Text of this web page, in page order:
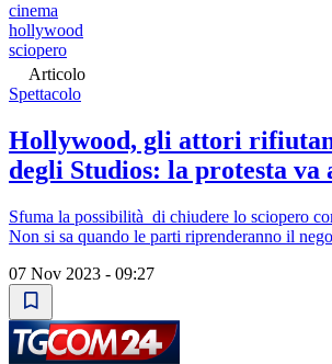
cinema
hollywood
sciopero
Articolo
Spettacolo
Hollywood, gli attori
degli Studios: la protesta va
Sfuma la possibilità di chiudere lo sciopero
Non si sa quando le parti riprenderanno il
07 Nov 2023 - 09:27